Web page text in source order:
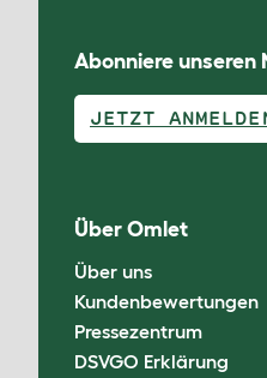
Abonniere unseren
JETZT
Über Omlet
Über uns
Kundenbewertungen
Pressezentrum
DSVGO Erklärung